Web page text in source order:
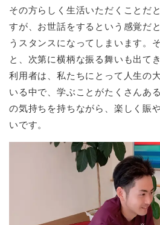
その方らしく生活いただくことだ
すが、お世話をするという感覚だ
うスタンスになってしまいます。
と、次第に横柄な振る舞いも出て
利用者は、私たちにとって人生の
いる中で、学ぶことがたくさんあ
の気持ちを持ちながら、楽しく賑
いです。